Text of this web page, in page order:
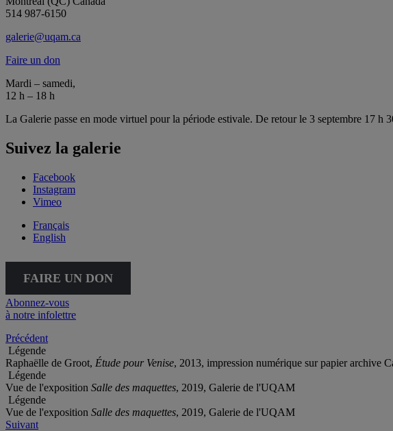
514 987-6150
galerie@uqam.ca
Faire un don
Mardi – samedi,
12 h – 18 h
La Galerie passe en mode virtuel pour la période estivale. De retour le 3 septembre 17 h
Suivez la galerie
Facebook
Instagram
Vimeo
Français
English
FAIRE UN DON
Abonnez-vous
à notre infolettre
Précédent
Légende
Raphaëlle de Groot, Étude pour Venise, 2013, impression numérique sur papier archive
Légende
Vue de l'exposition Salle des maquettes, 2019, Galerie de l'UQAM
Légende
Vue de l'exposition Salle des maquettes, 2019, Galerie de l'UQAM
Suivant